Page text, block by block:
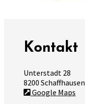
Kontakt
Unterstadt 28
8200 Schaffhausen
Google Maps